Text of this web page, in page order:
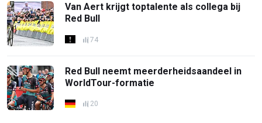
Van Aert krijgt toptalente als collega bij
Red Bull
74
Red Bull neemt meerderheidsaandeel in
WorldTour-formatie
20